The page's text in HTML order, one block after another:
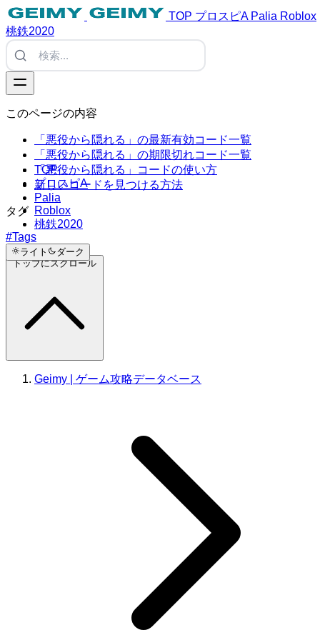
TOP プロスピA Palia Roblox
桃鉄2020
TOP
プロスピA
Palia
Roblox
桃鉄2020
ライト ダーク
このページの内容
「悪役から隠れる」の最新有効コード一覧
「悪役から隠れる」の期限切れコード一覧
「悪役から隠れる」コードの使い方
新しいコードを見つける方法
タグ
#Tags
トップにスクロール
Geimy | ゲーム攻略データベース